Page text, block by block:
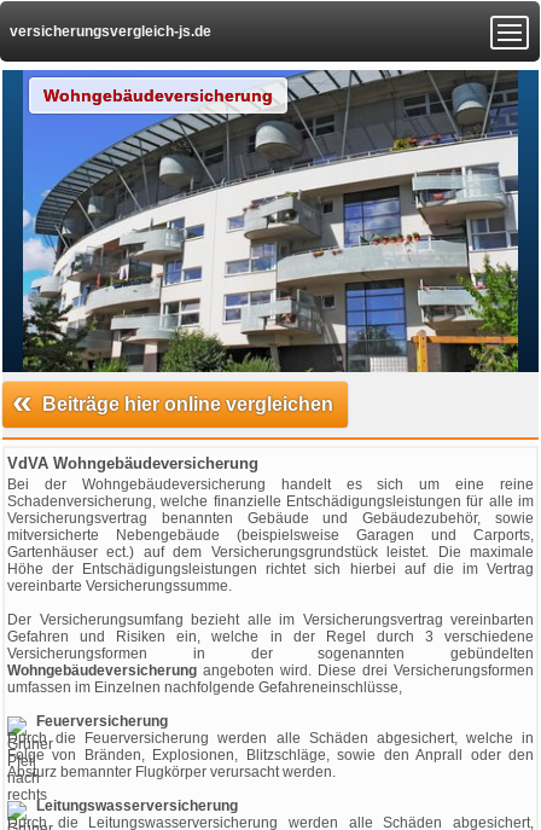
versicherungsvergleich-js.de
Wohngebäudeversicherung
« Beiträge hier online vergleichen
VdVA Wohngebäudeversicherung
Bei der Wohngebäudeversicherung handelt es sich um eine reine
Schadenversicherung, welche finanzielle Entschädigungsleistungen für alle im
Versicherungsvertrag benannten Gebäude und Gebäudezubehör, sowie
mitversicherte Nebengebäude (beispielsweise Garagen und Carports,
Gartenhäuser ect.) auf dem Versicherungsgrundstück leistet. Die maximale
Höhe der Entschädigungsleistungen richtet sich hierbei auf die im Vertrag
vereinbarte Versicherungssumme.
Der Versicherungsumfang bezieht alle im Versicherungsvertrag vereinbarten
Gefahren und Risiken ein, welche in der Regel durch 3 verschiedene
Versicherungsformen in der sogenannten gebündelten
Wohngebäudeversicherung angeboten wird. Diese drei Versicherungsformen
umfassen im Einzelnen nachfolgende Gefahreneinschlüsse,
Feuerversicherung
Durch die Feuerversicherung werden alle Schäden abgesichert, welche in
Folge von Bränden, Explosionen, Blitzschläge, sowie den Anprall oder den
Absturz bemannter Flugkörper verursacht werden.
Leitungswasserversicherung
Durch die Leitungswasserversicherung werden alle Schäden abgesichert,